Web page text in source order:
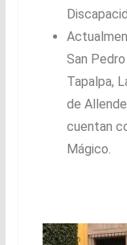
San
Tapalpa,
de
cuentan
Mágico.